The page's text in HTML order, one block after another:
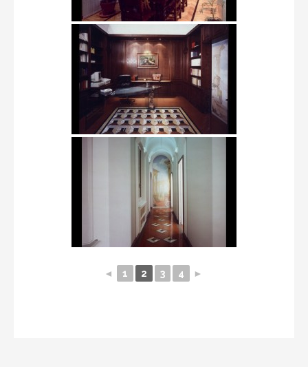
◄ 1 2 3 4 ►